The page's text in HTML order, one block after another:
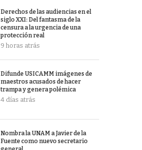
Derechos de las audiencias en el
siglo XXI: Del fantasma de la
censura a la urgencia de una
protección real
9 horas atrás
Difunde USICAMM imágenes de
maestros acusados de hacer
trampa y genera polémica
4 días atrás
Nombra la UNAM a Javier de la
Fuente como nuevo secretario